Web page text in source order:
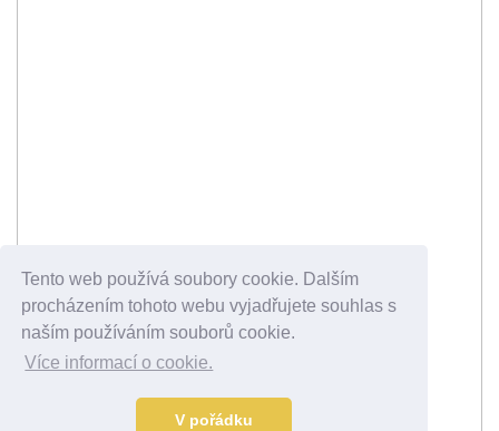
Tento web používá soubory cookie. Dalším
procházením tohoto webu vyjadřujete souhlas s
naším používáním souborů cookie.
Více informací o cookie.
V pořádku